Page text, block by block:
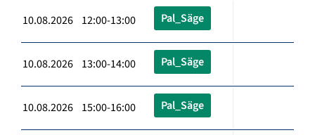
10.08.2026 12:00-13:00 Pal_Säge
10.08.2026 13:00-14:00 Pal_Säge
10.08.2026 15:00-16:00 Pal_Säge